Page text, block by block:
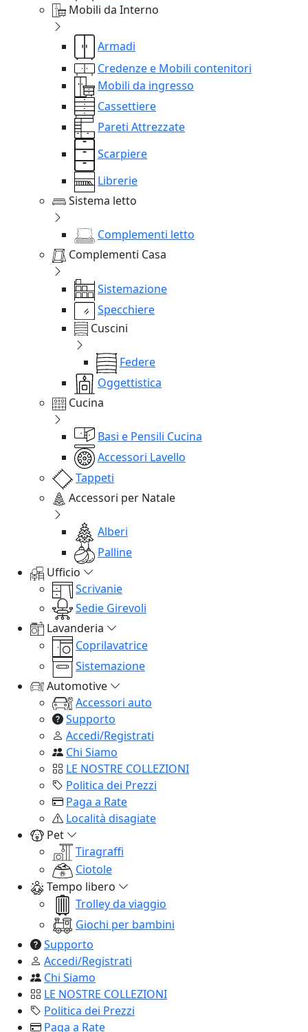
Mobili da Interno
Armadi
Credenze e Mobili contenitori
Mobili da ingresso
Cassettiere
Pareti Attrezzate
Scarpiere
Librerie
Sistema letto
Complementi letto
Complementi Casa
Sistemazione
Specchiere
Cuscini
Federe
Oggettistica
Cucina
Basi e Pensili Cucina
Accessori Lavello
Tappeti
Accessori per Natale
Alberi
Palline
Ufficio
Scrivanie
Sedie Girevoli
Lavanderia
Coprilavatrice
Sistemazione
Automotive
Accessori auto
Supporto
Accedi/Registrati
Chi Siamo
LE NOSTRE COLLEZIONI
Politica dei Prezzi
Paga a Rate
Località disagiate
Pet
Tiragraffi
Ciotole
Tempo libero
Trolley da viaggio
Giochi per bambini
Supporto
Accedi/Registrati
Chi Siamo
LE NOSTRE COLLEZIONI
Politica dei Prezzi
Paga a Rate